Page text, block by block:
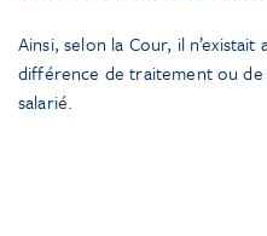
Ainsi, selon la Cour, il
différence de traitement ou de
salarié.